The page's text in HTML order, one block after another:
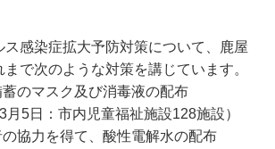
ス感染症拡大予防対策について、鹿屋
で次のような対策を講じています。
のマスク及び消毒液の配布
月5日：市内児童福祉施設128施設）
協力を得て、酸性電解水の配布